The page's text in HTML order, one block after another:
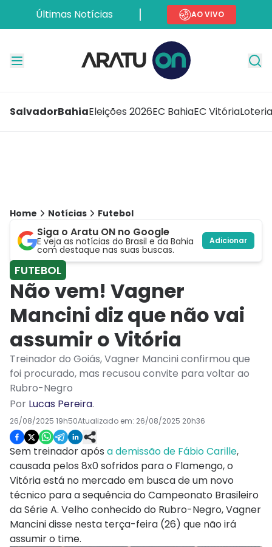
Últimas Notícias AO VIVO
SalvadorBahiaEleições 2026EC BahiaEC Vitória
Home Notícias Futebol
Siga o Aratu ON no Google
E veja as notícias do Brasil e da Bahia
com destaque nas suas buscas.
Adicionar
FUTEBOL
Não vem! Vagner
Mancini diz que não vai
assumir o Vitória
Treinador do Goiás, Vagner Mancini confirmou que
foi procurado, mas recusou convite para voltar ao
Rubro-Negro
Por Lucas Pereira.
26/08/2025 19h50Atualizado em: 26/08/2025 20h36
Sem treinador após a demissão de Fábio Carille,
causada pelos 8x0 sofridos para o Flamengo, o
Vitória está no mercado em busca de um novo
técnico para a sequência do Campeonato Brasileiro
da Série A. Velho conhecido do Rubro-Negro, Vagner
Mancini disse nesta terça-feira (26) que não irá
assumir o time.